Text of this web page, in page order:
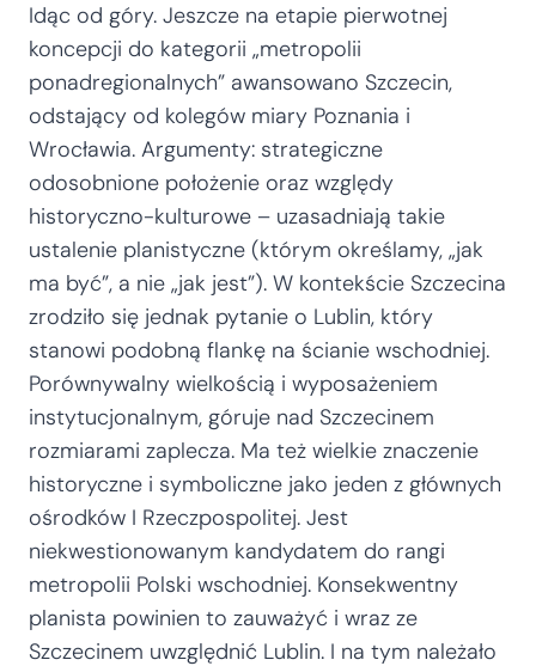
Idąc od góry. Jeszcze na etapie pierwotnej
koncepcji do kategorii „metropolii
ponadregionalnych” awansowano Szczecin,
odstający od kolegów miary Poznania i
Wrocławia. Argumenty: strategiczne
odosobnione położenie oraz względy
historyczno-kulturowe – uzasadniają takie
ustalenie planistyczne (którym określamy, „jak
ma być”, a nie „jak jest”). W kontekście Szczecina
zrodziło się jednak pytanie o Lublin, który
stanowi podobną flankę na ścianie wschodniej.
Porównywalny wielkością i wyposażeniem
instytucjonalnym, góruje nad Szczecinem
rozmiarami zaplecza. Ma też wielkie znaczenie
historyczne i symboliczne jako jeden z głównych
ośrodków I Rzeczpospolitej. Jest
niekwestionowanym kandydatem do rangi
metropolii Polski wschodniej. Konsekwentny
planista powinien to zauważyć i wraz ze
Szczecinem uwzględnić Lublin. I na tym należało